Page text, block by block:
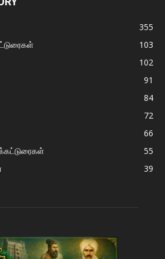
355
103
102
91
84
72
66
55
39